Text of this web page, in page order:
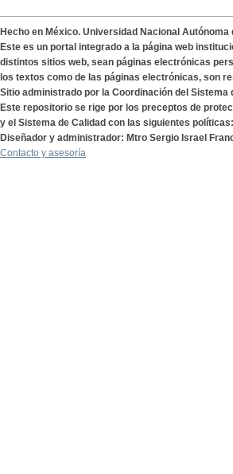
Hecho en México. Universidad Nacional
Este es un portal integrado a la página web
distintos sitios web, sean páginas electrónicas
los textos como de las páginas electrónicas, son
Sitio administrado por la Coordinación del Sistema
Este repositorio se rige por los preceptos de
y el Sistema de Calidad con las siguientes políticas:
Diseñador y administrador: Mtro Sergio Israel
Contacto y asesoría